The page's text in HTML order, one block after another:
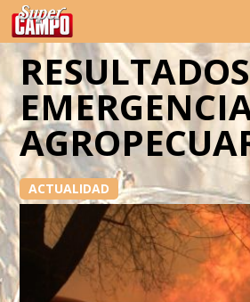
Temas de hoy
ACTUALIDAD